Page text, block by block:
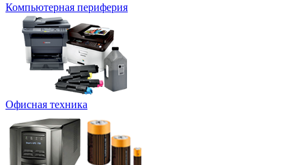
Компьютерная периферия
Офисная техника